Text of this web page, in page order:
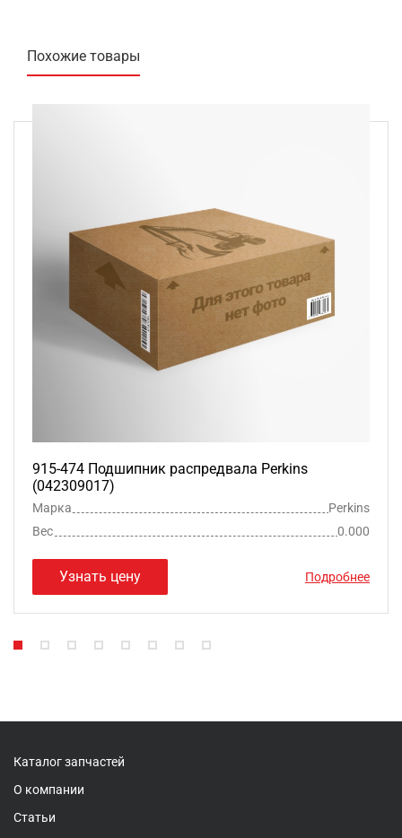
Похожие товары
915-474 Подшипник распредвала Perkins
(042309017)
Марка
Perkins
Вес
0.000
Узнать цену Подробнее
Каталог запчастей
О компании
Статьи